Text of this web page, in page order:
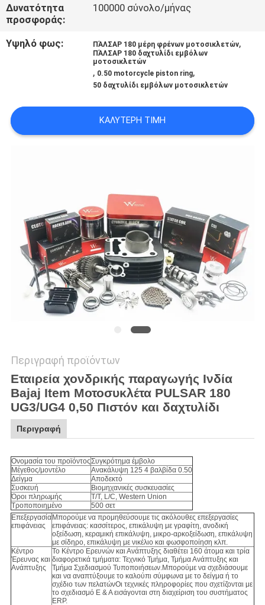
ΧΆΡΤΗΣ
ΙΣΤΌΤΟΠΟΥ
ΜΥΣΤΙΚΌΤΗΤΑΣ
Δυνατότητα
προσφοράς:
100000 σύνολο/μήνας
Υψηλό φως: ΠΆΛΣΑΡ 180 μέρη φρένων μοτοσικλετών,
ΠΆΛΣΑΡ 180 δαχτυλίδι εμβόλων
μοτοσικλετών
, 0.50 motorcycle piston ring,
50 δαχτυλίδι εμβόλων μοτοσικλετών
ΚΑΛΎΤΕΡΗ ΤΙΜΉ
Περιγραφή προϊόντων
Εταιρεία χονδρικής παραγωγής Ινδία
Bajaj Item Μοτοσυκλέτα PULSAR 180
UG3/UG4 0,50 Πιστόν και δαχτυλίδι
Περιγραφή
Ονομασία του προϊόντοςΣυγκρότημα έμβολο
Μέγεθος/μοντέλο
Ανακάλυψη 125 4 βαλβίδα 0.50
Δείγμα
Αποδεκτό
Συσκευή
Βιομηχανικές συσκευασίες
Όροι πληρωμής
T/T, L/C, Western Union
Τροποποιημένο
500 σετ
Επεξεργασία
επιφάνειας
Μπορούμε να προμηθεύσουμε τις ακόλουθες επεξεργασίες
επιφάνειας: κασσίτερος, επικάλυψη με γραφίτη, ανοδική
οξείδωση, κεραμική επικάλυψη, μικρο-αρκοξείδωση, επικάλυψη
με σίδηρο, επικάλυψη με νικέλιο και φωσφοποίηση κλπ.
Κέντρο
Έρευνας και
Ανάπτυξης
Το Κέντρο Ερευνών και Ανάπτυξης διαθέτει 160 άτομα και τρία
διαφορετικά τμήματα: Τεχνικό Τμήμα, Τμήμα Ανάπτυξης και
Τμήμα Σχεδιασμού Τυποποιήσεων.Μπορούμε να σχεδιάσουμε
και να αναπτύξουμε το καλούπι σύμφωνα με το δείγμα ή το
σχέδιο των πελατώνΟι τεχνικές πληροφορίες που σχετίζονται με
το σχεδιασμό Ε & Α εισάγονται στη διαχείριση του συστήματος
ERP.